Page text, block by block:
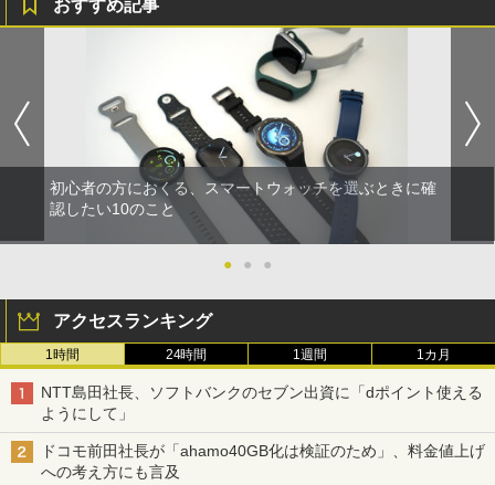
おすすめ記事
初心者の方におくる、スマートウォッチを選ぶときに確
認したい10のこと
● ● ●
アクセスランキング
1時間 24時間 1週間 1カ月
NTT島田社長、ソフトバンクのセブン出資に「dポイント使える
ようにして」
ドコモ前田社長が「ahamo40GB化は検証のため」、料金値上げ
への考え方にも言及